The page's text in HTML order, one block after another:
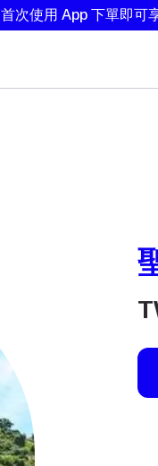
首次使用 App 下單即可